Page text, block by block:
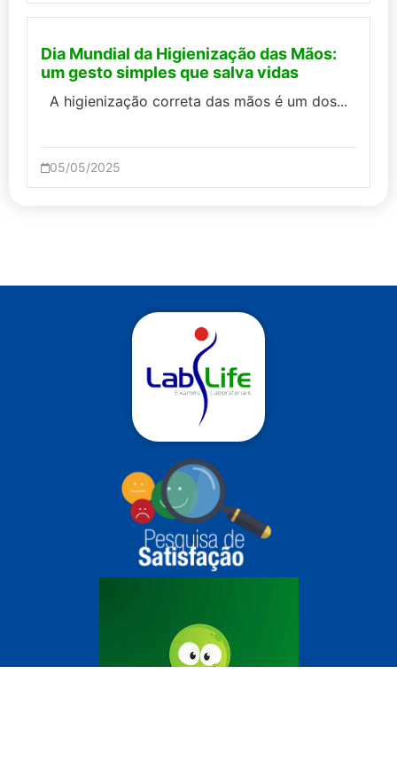
Dia Mundial da Higienização das Mãos:
um gesto simples que salva vidas
A higienização correta das mãos é um dos...
05/05/2025